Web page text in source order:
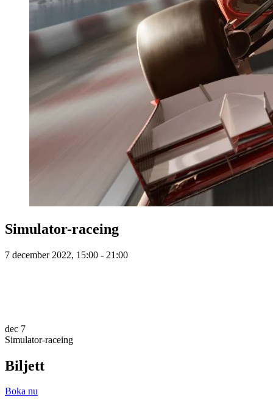
Simulator-raceing
7 december 2022, 15:00 - 21:00
dec 7
Simulator-raceing
Biljett
Boka nu